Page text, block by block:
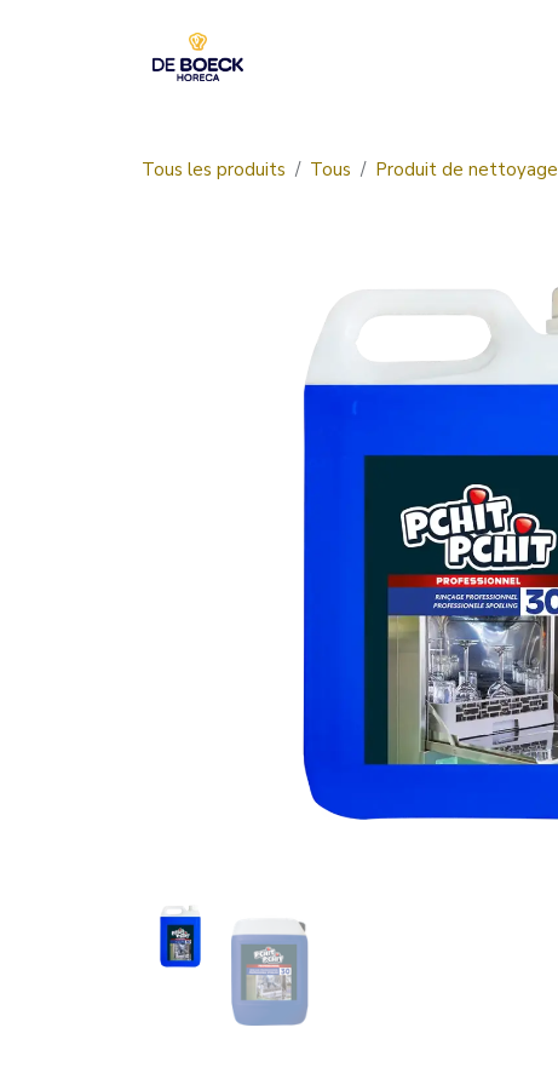
Tous les produits Tous Produit de nettoyage